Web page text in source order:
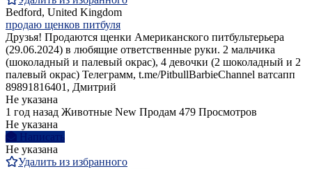
Bedford, United Kingdom
продаю щенков питбуля
Друзья! Продаются щенки Американского питбультерьера
(29.06.2024) в любящие ответственные руки. 2 мальчика
(шоколадный и палевый окрас), 4 девочки (2 шоколадный и 2
палевый окрас) Телеграмм, t.me/PitbullBarbieChannel ватсапп
89891816401, Дмитрий
Не указана
1 год назад Животные New Продам 479 Просмотров
Не указана
Написать
Не указана
Удалить из избранного